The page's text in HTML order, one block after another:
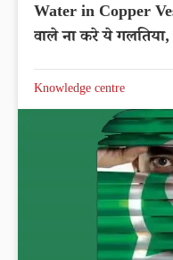
Water in Copper
वाले ना करे ये गलतिया,
Knowledge centre